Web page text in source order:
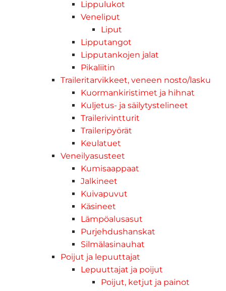
Lippulukot
Veneliput
Liput
Lipputangot
Lipputankojen jalat
Pikaliitin
Traileritarvikkeet, veneen nosto/lasku
Kuormankiristimet ja hihnat
Kuljetus- ja säilytystelineet
Trailerivintturit
Traileripyörät
Keulatuet
Veneilyasusteet
Kumisaappaat
Jalkineet
Kuivapuvut
Käsineet
Lämpöalusasut
Purjehdushanskat
Silmälasinauhat
Poijut ja lepuuttajat
Lepuuttajat ja poijut
Poijut, ketjut ja painot